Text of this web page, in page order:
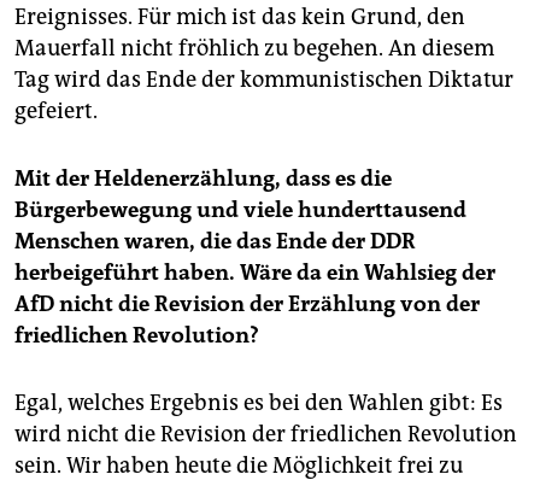
Ereignisses. Für mich ist das kein Grund, den
Mauerfall nicht fröhlich zu begehen. An diesem
Tag wird das Ende der kommunistischen Diktatur
gefeiert.
Mit der Heldenerzählung, dass es die
Bürgerbewegung und viele hunderttausend
Menschen waren, die das Ende der DDR
herbeigeführt haben. Wäre da ein Wahlsieg der
AfD nicht die Revision der Erzählung von der
friedlichen Revolution?
Egal, welches Ergebnis es bei den Wahlen gibt: Es
wird nicht die Revision der friedlichen Revolution
sein. Wir haben heute die Möglichkeit frei zu